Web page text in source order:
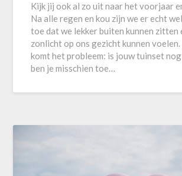
Kijk jij ook al zo uit naar het voorjaar
Na alle regen en kou zijn we er echt
toe dat we lekker buiten kunnen zitten
zonlicht op ons gezicht kunnen
komt het probleem: is jouw tuinset
ben je misschien toe…